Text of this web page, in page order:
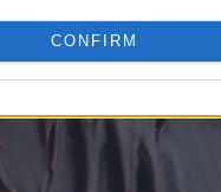
CONFIRM